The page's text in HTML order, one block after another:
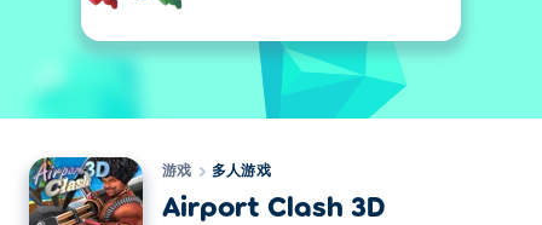
游戏 多人游戏
Airport Clash 3D